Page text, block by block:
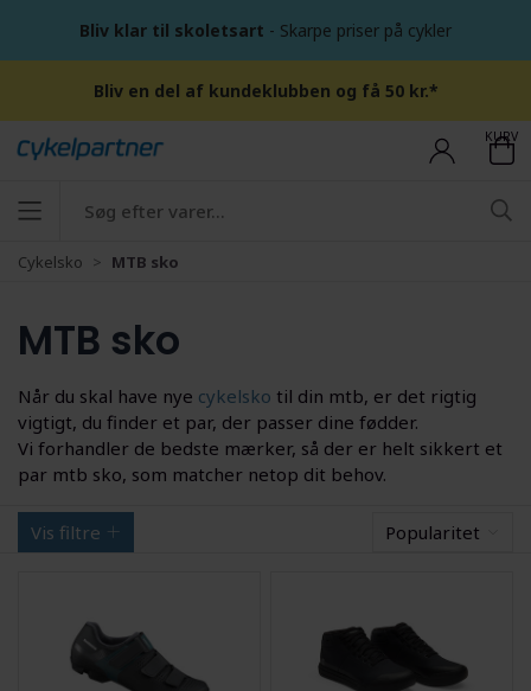
Bliv klar til skoletsart - Skarpe priser på cykler
Bliv en del af kundeklubben og få 50 kr.*
KURV
Cykelsko MTB sko
MTB sko
Når du skal have nye cykelsko til din mtb, er det rigtig
vigtigt, du finder et par, der passer dine fødder.
Vi forhandler de bedste mærker, så der er helt sikkert et
par mtb sko, som matcher netop dit behov.
Vis filtre Popularitet